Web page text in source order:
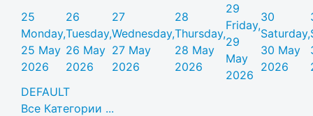
25
Monday,
25 May
2026
26
Tuesday,
26 May
2026
27
Wednesday,
27 May
2026
28
Thursday,
28 May
2026
29
Friday,
29
May
2026
30
Saturday,
30 May
2026
DEFAULT
Все Категории ...